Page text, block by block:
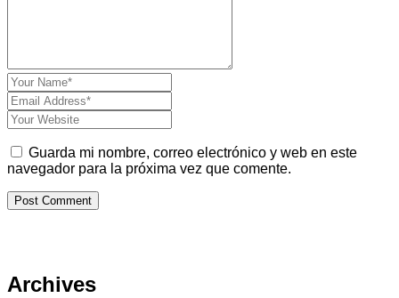
Guarda mi nombre, correo electrónico y web en este
navegador para la próxima vez que comente.
Post Comment
Archives